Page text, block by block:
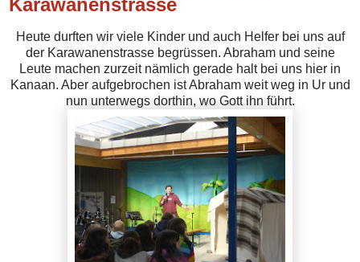
Heute durften wir viele Kinder und auch Helfer bei uns auf
der Karawanenstrasse begrüssen. Abraham und seine
Leute machen zurzeit nämlich gerade halt bei uns hier in
Kanaan. Aber aufgebrochen ist Abraham weit weg in Ur und
nun unterwegs dorthin, wo Gott ihn führt.